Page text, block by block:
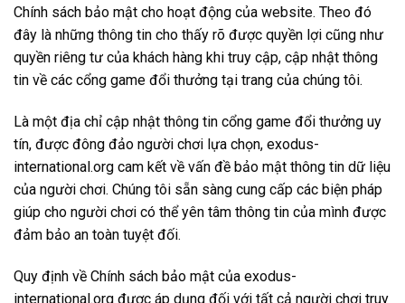
Chính sách bảo mật cho hoạt động của website. Theo đó
đây là những thông tin cho thấy rõ được quyền lợi cũng như
quyền riêng tư của khách hàng khi truy cập, cập nhật thông
tin về các cổng game đổi thưởng tại trang của chúng tôi.
Là một địa chỉ cập nhật thông tin cổng game đổi thưởng uy
tín, được đông đảo người chơi lựa chọn, exodus-
international.org cam kết về vấn đề bảo mật thông tin dữ liệu
của người chơi. Chúng tôi sẵn sàng cung cấp các biện pháp
giúp cho người chơi có thể yên tâm thông tin của mình được
đảm bảo an toàn tuyệt đối.
Quy định về Chính sách bảo mật của exodus-
international.org được áp dụng đối với tất cả người chơi truy